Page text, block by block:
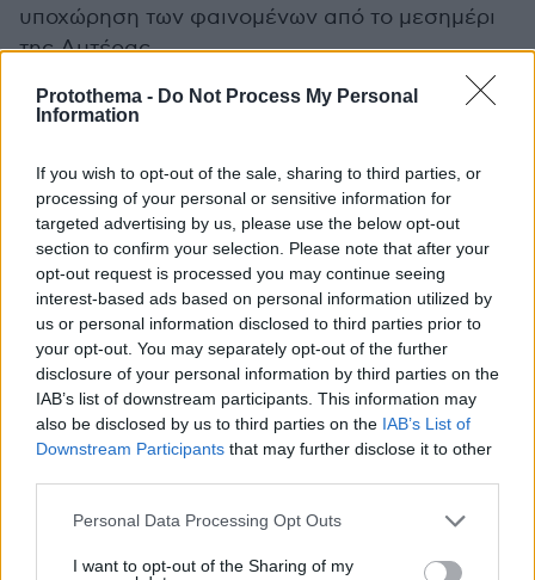
Protothema - Do Not Process My Personal
Information
If you wish to opt-out of the sale, sharing to third parties, or
processing of your personal or sensitive information for
targeted advertising by us, please use the below opt-out
section to confirm your selection. Please note that after your
opt-out request is processed you may continue seeing
interest-based ads based on personal information utilized by
us or personal information disclosed to third parties prior to
your opt-out. You may separately opt-out of the further
disclosure of your personal information by third parties on the
IAB’s list of downstream participants. This information may
also be disclosed by us to third parties on the IAB’s List of
Downstream Participants that may further disclose it to other
Please note that this website/app uses one or more Google
not limited to your visit or usage behaviour. You may click to
Personal Data Processing Opt Outs
I want to opt-out of the Sharing of my
υποχώρηση των φαινομένων από το μεσημέρι
της Δυτέρας.
Ο καιρός με μια ματιά
-Πρόσκαιρη ύφεση από το μεσημέρι της
Δευτέρας. Νέα επιδείνωση του καιρού από το
βράδυ της Τρίτης προς την Τετάρτη σε όλη τη
χώρα
-Ηθερμοκρασίαπάνω από τα κανονικά επίπεδα
με πτώση από την Τρίτη
-Οι άνεμοι θα φτάνουν τα 6 με 7 μποφόρ
ενισχυόμενοι πρόσκαιρα στα 7 και τοπικά 8
μποφόρ